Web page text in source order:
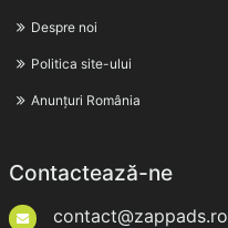
Despre noi
Politica site-ului
Anunțuri România
Contactează-ne
contact@zappads.ro